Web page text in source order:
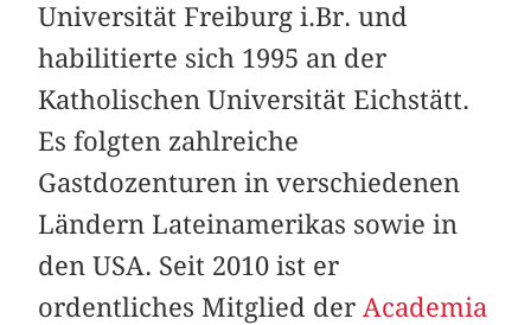
Universität Freiburg i.Br. und
habilitierte sich 1995 an der
Katholischen Universität Eichstätt.
Es folgten zahlreiche
Gastdozenturen in verschiedenen
Ländern Lateinamerikas sowie in
den USA. Seit 2010 ist er
ordentliches Mitglied derAcademia